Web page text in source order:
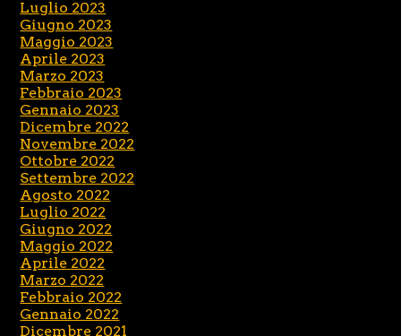
Luglio 2023
Giugno 2023
Maggio 2023
Aprile 2023
Marzo 2023
Febbraio 2023
Gennaio 2023
Dicembre 2022
Novembre 2022
Ottobre 2022
Settembre 2022
Agosto 2022
Luglio 2022
Giugno 2022
Maggio 2022
Aprile 2022
Marzo 2022
Febbraio 2022
Gennaio 2022
Dicembre 2021